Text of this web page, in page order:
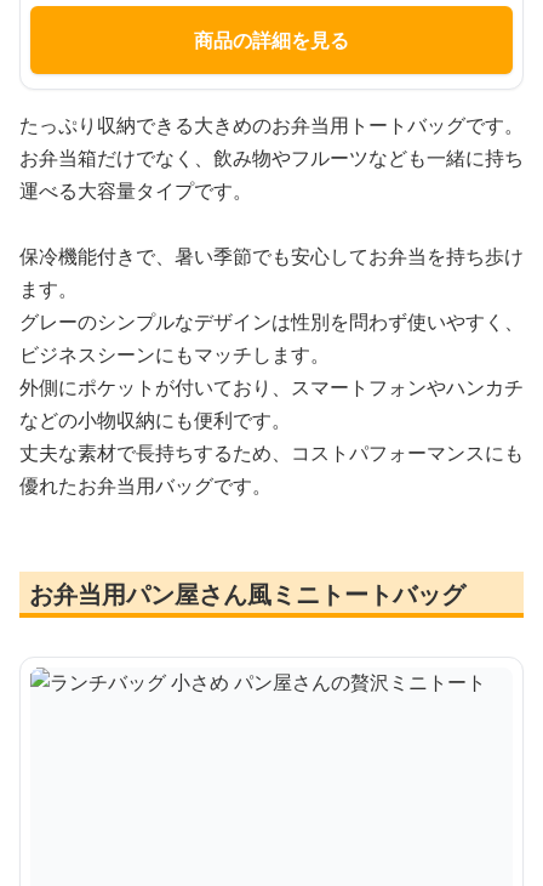
商品の詳細を見る
たっぷり収納できる大きめのお弁当用トートバッグです。
お弁当箱だけでなく、飲み物やフルーツなども一緒に持ち
運べる大容量タイプです。
保冷機能付きで、暑い季節でも安心してお弁当を持ち歩け
ます。
グレーのシンプルなデザインは性別を問わず使いやすく、
ビジネスシーンにもマッチします。
外側にポケットが付いており、スマートフォンやハンカチ
などの小物収納にも便利です。
丈夫な素材で長持ちするため、コストパフォーマンスにも
優れたお弁当用バッグです。
お弁当用パン屋さん風ミニトートバッグ